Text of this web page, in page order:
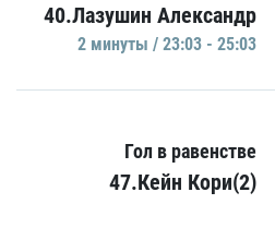
40.Лазушин Александр
2 минуты / 23:03 - 25:03
Гол в равенстве
47.Кейн Кори(2)